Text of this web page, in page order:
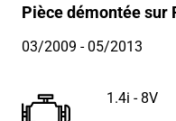
Pièce démontée sur
03/2009 - 05/2013
1.4i - 8V